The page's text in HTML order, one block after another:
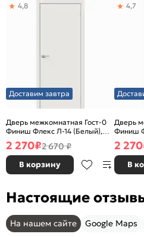
Доставим завтра
Дверь межкомнатная Гост-0
Финиш Флекс Л-14 (Белый),
глухая, каркасно-щитовая
4,8
2 270₽2 670 ₽
В корзину
Дверь
Финиш
4,7
2 270
В
Настоящие
На нашем сайте Google Maps